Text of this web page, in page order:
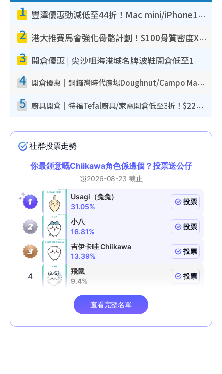
1 豐澤優惠勁減低至44折！Mac mini/iPhone17Pro大減價！廚房家電$220起
2 港大推賽馬會強化骨骼計劃！$100骨質密度X光檢查 完成免費運動訓練送超市禮券！附參加資格
3 開倉優惠 | 尖沙咀海港城名牌波鞋開倉低至1折！On鞋$899起／Joy&Peace鞋履$98起
4 開倉優惠｜銅鑼灣時代廣場Doughnut/Campo Marzio開倉低至1折！背囊、書包、手袋劈價$200起
5 廚具開倉｜特福Tefal廚具/家電開倉低至3折！$220起買平底鍋/炒鑊/湯煲！電飯煲/吸塵機/燙斗$418起